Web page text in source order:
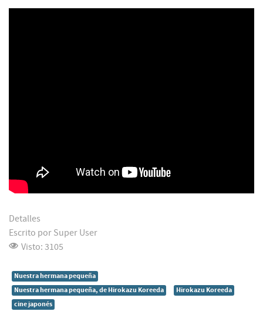
Detalles
Escrito por Super User
Visto: 3105
Nuestra hermana pequeña
Nuestra hermana pequeña, de Hirokazu Koreeda
Hirokazu Koreeda
cine japonés